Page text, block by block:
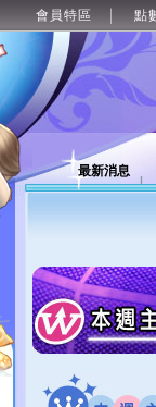
會員特區 點
最新消息